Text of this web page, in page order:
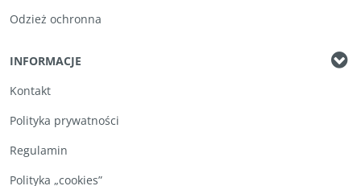
Odzież ochronna
INFORMACJE
Kontakt
Polityka prywatności
Regulamin
Polityka „cookies”